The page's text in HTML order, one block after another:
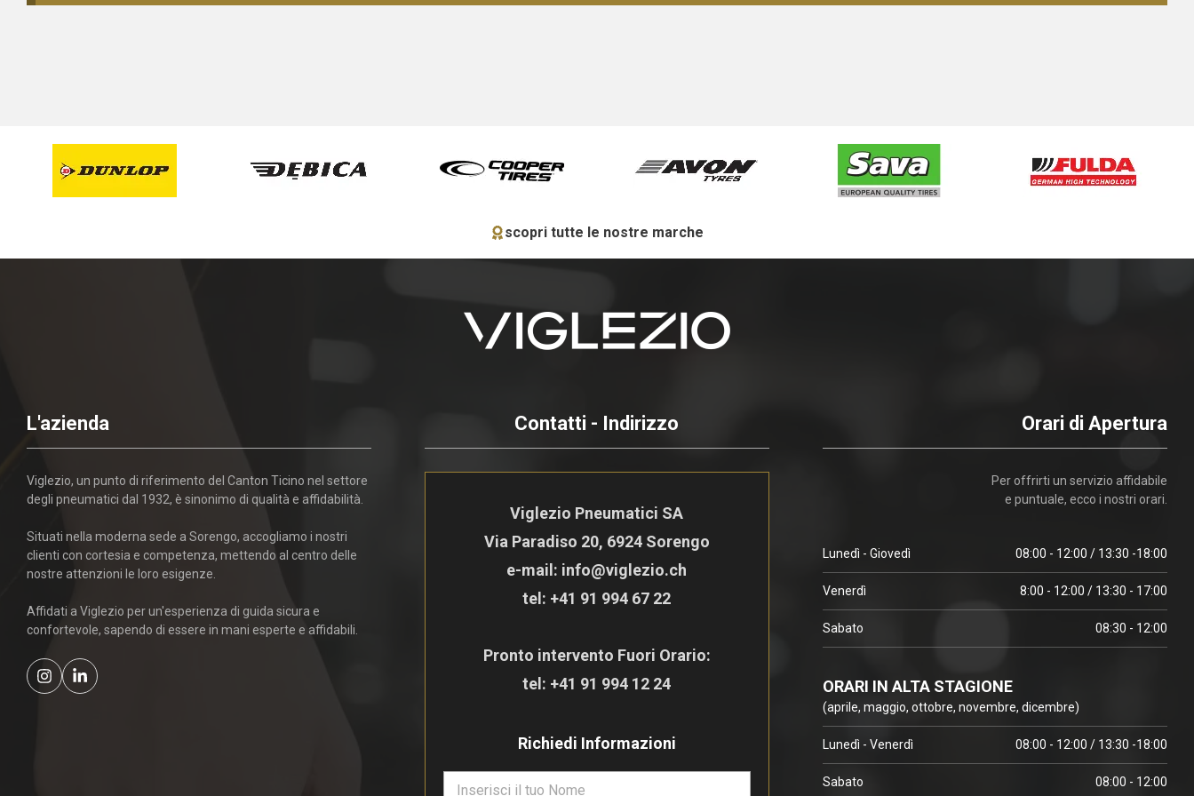
scopri tutte le nostre marche
L'azienda
Viglezio, un punto di riferimento del Canton Ticino nel settore
degli pneumatici dal 1932, è sinonimo di qualità e affidabilità.
Situati nella moderna sede a Sorengo, accogliamo i nostri
clienti con cortesia e competenza, mettendo al centro delle
nostre attenzioni le loro esigenze.
Affidati a Viglezio per un'esperienza di guida sicura e
confortevole, sapendo di essere in mani esperte e affidabili.
Contatti - Indirizzo
Viglezio Pneumatici SA
Via Paradiso 20, 6924 Sorengo
e-mail: info@viglezio.ch
tel: +41 91 994 67 22
Pronto intervento Fuori Orario:
tel: +41 91 994 12 24
Richiedi Informazioni
Orari di Apertura
Per offrirti un servizio affidabile
e puntuale, ecco i nostri orari.
Lunedì - Giovedì 08:00 - 12:00 / 13:30 -18:00
Venerdì 8:00 - 12:00 / 13:30 - 17:00
Sabato 08:30 - 12:00
ORARI IN ALTA STAGIONE
(aprile, maggio, ottobre, novembre, dicembre)
Lunedì - Venerdì 08:00 - 12:00 / 13:30 -18:00
Sabato 08:00 - 12:00